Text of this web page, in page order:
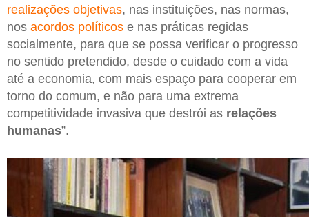
realizações objetivas, nas instituições, nas normas,
nos acordos políticos e nas práticas regidas
socialmente, para que se possa verificar o progresso
no sentido pretendido, desde o cuidado com a vida
até a economia, com mais espaço para cooperar em
torno do comum, e não para uma extrema
competitividade invasiva que destrói as relações
humanas”.